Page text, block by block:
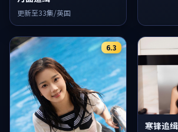
更新至33集/英国
6.3
寒锋追缉